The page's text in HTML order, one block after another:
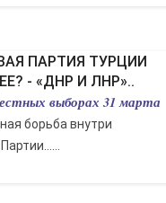
- «ДНР И ЛНР»..
выборах 31 марта
борьба внутри